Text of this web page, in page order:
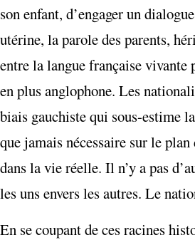
son enfant, d’engager un
utérine, la parole des parents,
entre la langue française vivante
en plus anglophone. Les
biais gauchiste qui sous-estime
que jamais nécessaire sur le
dans la vie réelle. Il n’y a pas
les uns envers les autres. Le
En se coupant de ces racines